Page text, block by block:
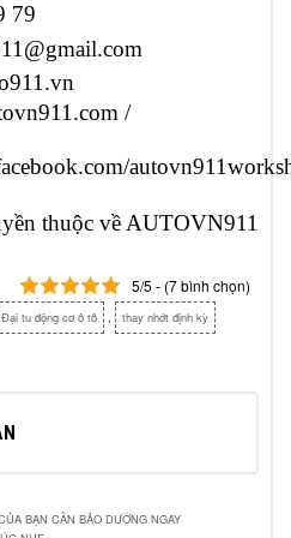
79
/
thuộc về AUTOVN911
5/5 - (7 bình chọn)
Đại tu động cơ ô tô , thay nhớt định kỳ
BẠN CẦN BẢO DƯỠNG NGAY